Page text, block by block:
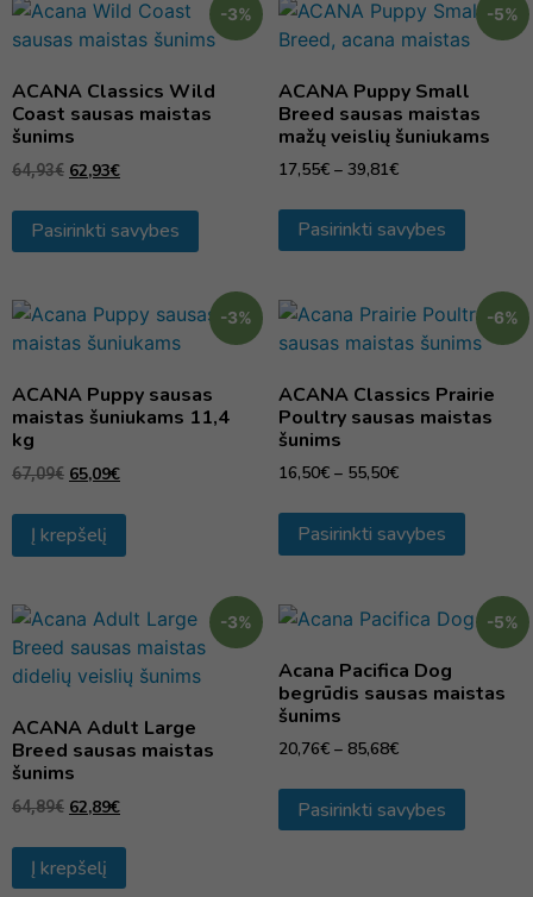
-3%
ACANA Classics Wild
Coast sausas maistas
šunims
64,93€ 62,93€
Pasirinkti savybes
-5%
ACANA Puppy Small
Breed sausas maistas
mažų veislių šuniukams
17,55€ – 39,81€
Pasirinkti savybes
-3%
ACANA Puppy sausas
maistas šuniukams 11,4
kg
67,09€ 65,09€
Į krepšelį
-6%
ACANA Classics Prairie
Poultry sausas maistas
šunims
16,50€ – 55,50€
Pasirinkti savybes
-3%
ACANA Adult Large
Breed sausas maistas
šunims
64,89€ 62,89€
Į krepšelį
-5%
Acana Pacifica Dog
begrūdis sausas maistas
šunims
20,76€ – 85,68€
Pasirinkti savybes